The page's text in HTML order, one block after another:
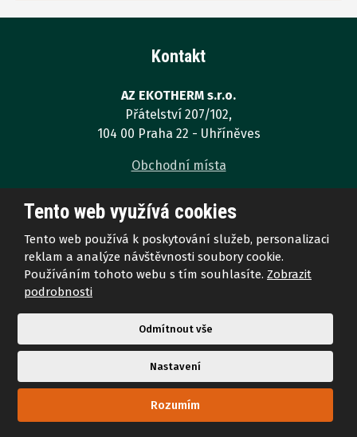
Kontakt
AZ EKOTHERM s.r.o.
Přátelství 207/102,
104 00 Praha 22 - Uhříněves
Obchodní místa
Naše služby
ŠPALETOVÁ OKNA
ZIMNÍ ZAHRADY
VCHODOVÉ DVĚŘE
Tento web využívá cookies
Tento web používá k poskytování služeb, personalizaci
reklam a analýze návštěvnosti soubory cookie.
Používáním tohoto webu s tím souhlasíte. Zobrazit
podrobnosti
Odmítnout vše
Nastavení
Rozumím